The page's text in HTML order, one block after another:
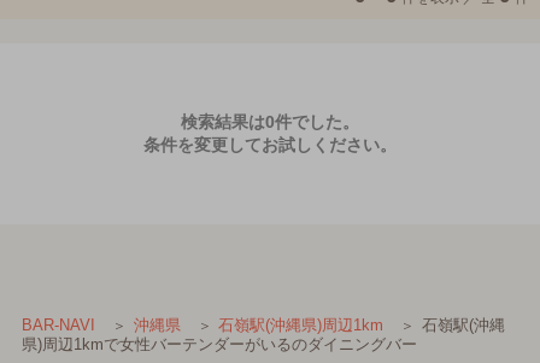
検索結果は0件でした。
条件を変更してお試しください。
BAR-NAVI 沖縄県 石嶺駅(沖縄県)周辺1km
石嶺駅(沖縄
県)周辺1kmで女性バーテンダーがいるのダイニングバー